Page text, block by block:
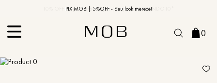
PIX MOB | 5%OFF - Seu look merece!
10% OFF na primeira compra | Cupom: BEMVINDO10*
0